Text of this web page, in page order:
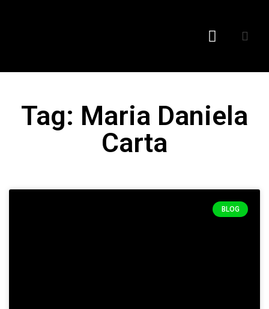
Tag: Maria Daniela
Carta
BLOG